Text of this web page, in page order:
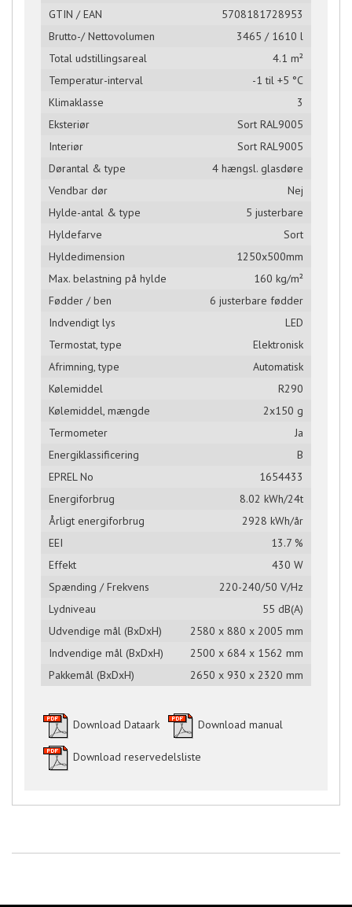
GTIN / EAN
5708181728953
Brutto-/ Nettovolumen
3465 / 1610 l
Total udstillingsareal
4.1 m²
Temperatur-interval
-1 til +5 °C
Klimaklasse
3
Eksteriør
Sort RAL9005
Interiør
Sort RAL9005
Dørantal & type
4 hængsl. glasdøre
Vendbar dør
Nej
Hylde-antal & type
5 justerbare
Hyldefarve
Sort
Hyldedimension
1250x500mm
Max. belastning på hylde
160 kg/m²
Fødder / ben
6 justerbare fødder
Indvendigt lys
LED
Termostat, type
Elektronisk
Afrimning, type
Automatisk
Kølemiddel
R290
Kølemiddel, mængde
2x150 g
Termometer
Ja
Energiklassificering
B
EPREL No
1654433
Energiforbrug
8.02 kWh/24t
Årligt energiforbrug
2928 kWh/år
EEI
13.7 %
Effekt
430 W
Spænding / Frekvens
220-240/50 V/Hz
Lydniveau
55 dB(A)
Udvendige mål (BxDxH)
2580 x 880 x 2005 mm
Indvendige mål (BxDxH)
2500 x 684 x 1562 mm
Pakkemål (BxDxH)
2650 x 930 x 2320 mm
Download Dataark Download manual
Download reservedelsliste